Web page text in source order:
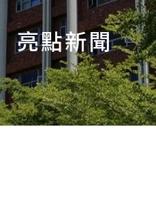
亮點新聞